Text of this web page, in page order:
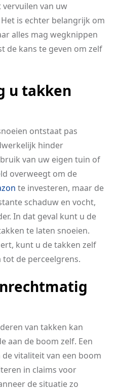
van uw
is echter belangrijk om
alles mag wegknippen
de kans te geven om zelf
u takken
ontstaat pas
hinder
van uw eigen tuin of
overweegt om de
te investeren, maar de
schaduw en vocht,
In dat geval kunt u de
te laten snoeien.
kunt u de takken zelf
de perceelgrens.
van takken kan
aan de boom zelf. Een
vitaliteit van een boom
in claims voor
de situatie zo